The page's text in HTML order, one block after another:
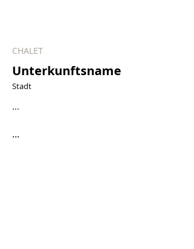
CHALET
Unterkunftsname
Stadt
...
...